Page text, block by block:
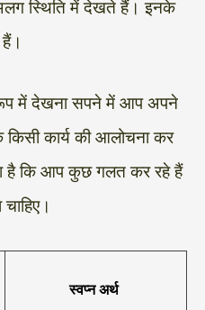
स्थिति में देखते हैं। इनके
में देखना सपने में आप अपने
कार्य की आलोचना कर
है कि आप कुछ गलत कर रहे हैं
स्वप्न अर्थ